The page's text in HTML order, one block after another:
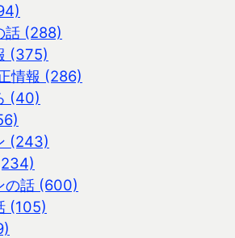
話 (288)
(375)
情報 (286)
(40)
(243)
の話 (600)
(105)